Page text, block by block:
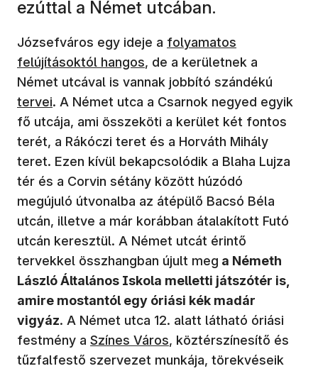
ezúttal a Német utcában.
Józsefváros egy ideje a folyamatos
felújításoktól hangos, de a kerületnek a
Német utcával is vannak jobbító szándékú
tervei. A Német utca a Csarnok negyed egyik
fő utcája, ami összeköti a kerület két fontos
terét, a Rákóczi teret és a Horváth Mihály
teret. Ezen kívül bekapcsolódik a Blaha Lujza
tér és a Corvin sétány között húzódó
megújuló útvonalba az átépülő Bacsó Béla
utcán, illetve a már korábban átalakított Futó
utcán keresztül. A Német utcát érintő
tervekkel összhangban újult meg a Németh
László Általános Iskola melletti játszótér is,
amire mostantól egy óriási kék madár
vigyáz. A Német utca 12. alatt látható óriási
festmény a Színes Város, köztérszínesítő és
tűzfalfestő szervezet munkája, törekvéseik